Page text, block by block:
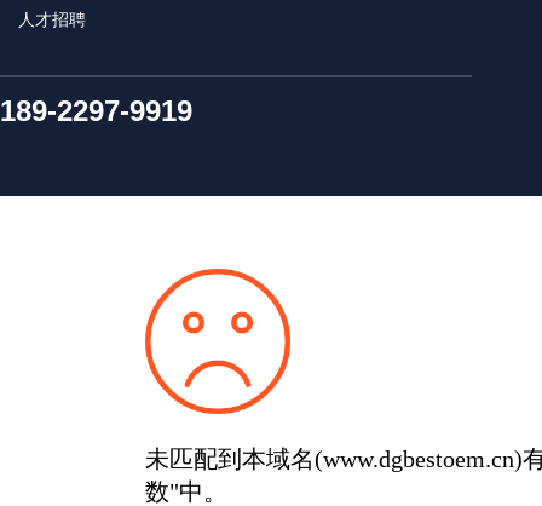
人才招聘
189-2297-9919
未匹配到本域名(www.dgbestoem.cn)
数"中。